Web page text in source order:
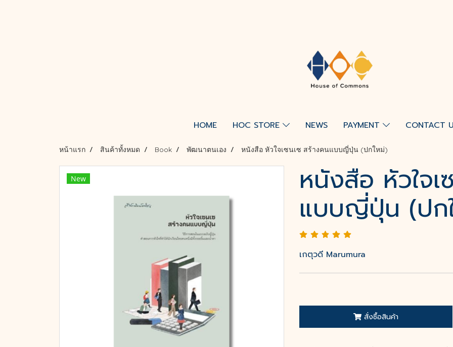
HOME HOC STORE NEWS PAYMENT CONTACT
หน้าแรก สินค้าทั้งหมด Book พัฒนาตนเอง หนังสือ หัวใจเซนเซ สร้างคนแบบญี่ปุ่น (ปกใหม่)
New หนังสือ หัวใจเ
แบบญี่ปุ่น (ปก
เกตุวดี Marumura
สั่งซื้อสินค้า